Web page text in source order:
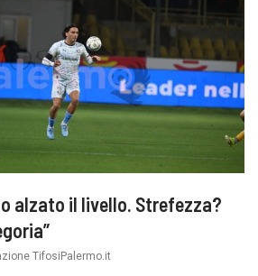
alzato il livello. Strefezza?
TifosiPalermo.it